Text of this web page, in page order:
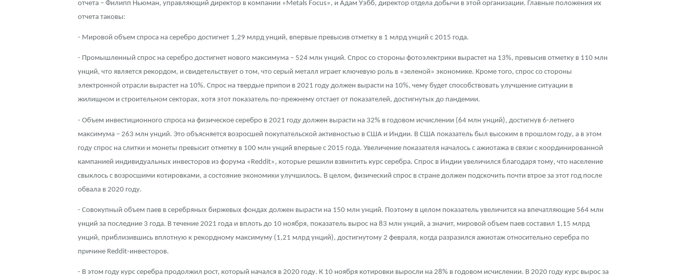
Аксессуары
Гарри Поттер
Флот: ледоколы и корабли
Жетоны "Необыкновенные обитатели глубин"
Ювелирные изделия
Золотая карманная галерея
Наборы подарочных и коллекционных монет
Монеты и жетоны из недрагоценных металлов
Памятка для работы с монетами из драгметаллов
Условия возврата
Политика конфиденциальности
Политика использования Cookies
Положение по обработке и защите персональных данных
Скупка слитков
Наши преимущества
Письмо директору
отчета – Филипп Ньюман, управляющий директор в компании «Metals Focus», и Адам Уэбб, директор отдела добычи в этой организации. Главные положения их
отчета таковы:
- Мировой объем спроса на серебро достигнет 1,29 млрд унций, впервые превысив отметку в 1 млрд унций с 2015 года.
- Промышленный спрос на серебро достигнет нового максимума – 524 млн унций. Спрос со стороны фотоэлектрики вырастет на 13%, превысив отметку в 110 млн
унций, что является рекордом, и свидетельствует о том, что серый металл играет ключевую роль в «зеленой» экономике. Кроме того, спрос со стороны
электронной отрасли вырастет на 10%. Спрос на твердые припои в 2021 году должен вырасти на 10%, чему будет способствовать улучшение ситуации в
жилищном и строительном секторах, хотя этот показатель по-прежнему отстает от показателей, достигнутых до пандемии.
- Объем инвестиционного спроса на физическое серебро в 2021 году должен вырасти на 32% в годовом исчислении (64 млн унций), достигнув 6-летнего
максимума – 263 млн унций. Это объясняется возросшей покупательской активностью в США и Индии. В США показатель был высоким в прошлом году, а в этом
году спрос на слитки и монеты превысит отметку в 100 млн унций впервые с 2015 года. Увеличение показателя началось с ажиотажа в связи с координированной
кампанией индивидуальных инвесторов из форума «Reddit», которые решили взвинтить курс серебра. Спрос в Индии увеличился благодаря тому, что население
свыклось с возросшими котировками, а состояние экономики улучшилось. В целом, физический спрос в стране должен подскочить почти втрое за этот год после
обвала в 2020 году.
- Совокупный объем паев в серебряных биржевых фондах должен вырасти на 150 млн унций. Поэтому в целом показатель увеличится на впечатляющие 564 млн
унций за последние 3 года. В течение 2021 года и вплоть до 10 ноября, показатель вырос на 83 млн унций, а значит, мировой объем паев составил 1,15 млрд
унций, приблизившись вплотную к рекордному максимуму (1,21 млрд унций), достигнутому 2 февраля, когда разразился ажиотаж относительно серебра по
причине Reddit-инвесторов.
- В этом году курс серебра продолжил рост, который начался в 2020 году. К 10 ноября котировки выросли на 28% в годовом исчислении. В 2020 году курс вырос за